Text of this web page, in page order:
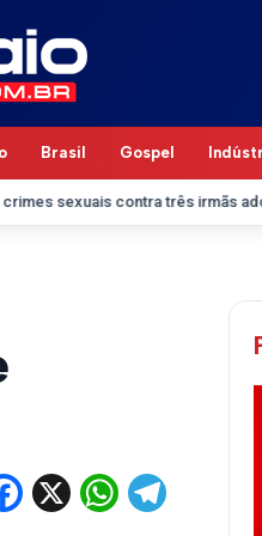
Brasil Gospel
contra três irmãs adolescentes
Facebook
X